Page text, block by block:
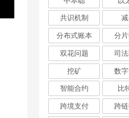
共识机制
分布式账本
分
双花问题
司
挖矿
数
智能合约
比
跨境支付
跨